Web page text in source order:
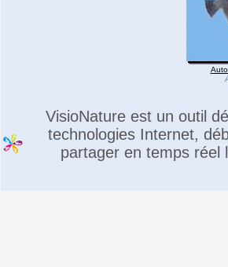
VisioNature est un outil
technologies Internet,
partager en temps réel